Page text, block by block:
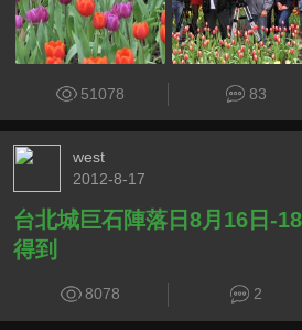
51078 83
west
2012-8-17
台北城巨石陣落日8月16日-
得到
8078 2